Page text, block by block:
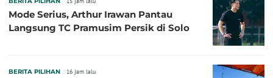
Mode Serius, Arthur Irawan Pantau
Langsung TC Pramusim Persik di Solo
BERITA PILIHAN 16 jam lalu